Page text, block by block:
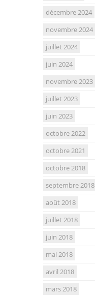
décembre 2024
novembre 2024
juillet 2024
juin 2024
novembre 2023
juillet 2023
juin 2023
octobre 2022
octobre 2021
octobre 2018
septembre 2018
août 2018
juillet 2018
juin 2018
mai 2018
avril 2018
mars 2018